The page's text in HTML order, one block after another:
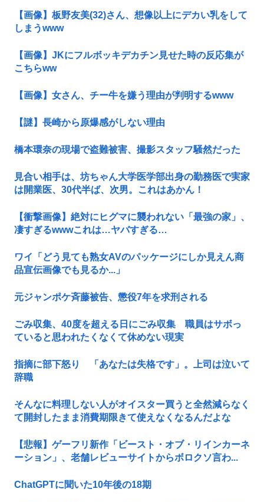
【画像】板野友美(32)さん、想像以上にデカい乳をして
しまうwww
【画像】JKにフルボッキデカチン見せた時の反応集が
こちらww
【画像】女さん、チー牛を嫌う理由が判明するwww
【謎】長崎から原爆感がしない理由
橋本環奈の現場で盗難被害、撮影スタッフ騒然だった
見合い相手は、坊ちゃん大学医学部出身の勤務医で実家
は開業医、30代半ば、次男。これはあかん！
【衝撃画像】絶対にヒグマに襲われない「最強の家」、
凄すぎるwwwこれは…ヤバすぎる…
ワイ「どう見ても熟女AVのパッケージにしか見えん商
品宣伝画像でも見るか...」
元ジャンポケ斉藤被告、懲役7年を求刑される
ごみ収集、40度を超える日にごみ収集 職員はサボっ
ていると思われたくなくて休めない現実
指摘に部下怒り 「あなたは失格です」。上司は泣いて
辞職
そんなに料理しない人がオイスター買うと全然減らなく
て開封したまま消費期限きて使えなくなるんだよな
【悲報】ゲーフリ新作「ビースト・オブ・リインカーネ
ーション」、老舗レビューサイトからボロクソ言わ...
ChatGPTに聞いた10年後の18期